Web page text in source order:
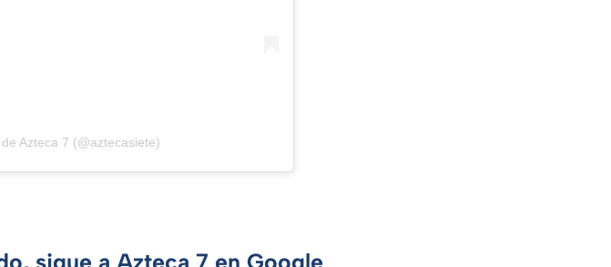
Azteca 7 (@aztecasiete)
sigue a Azteca 7 en Google